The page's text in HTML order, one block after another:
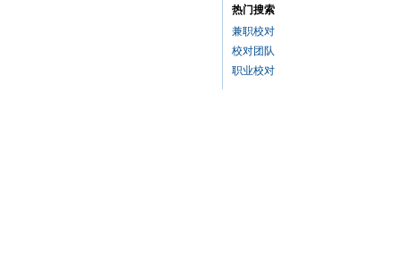
热门搜索
兼职校对
校对团队
职业校对